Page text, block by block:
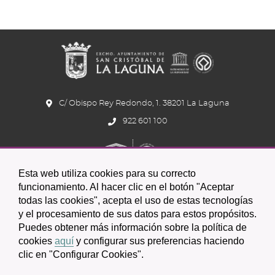
Esta web utiliza cookies para su correcto
funcionamiento. Al hacer clic en el botón "Aceptar
todas las cookies", acepta el uso de estas tecnologías
y el procesamiento de sus datos para estos propósitos.
Puedes obtener más información sobre la política de
cookies aquí y configurar sus preferencias haciendo
clic en "Configurar Cookies".
C/ Obispo Rey Redondo, 1. 38201 La Laguna
922 601 100
Icono
circular
Icono
de
facebook
Icono
circular
Icono
de
twitter
Icono
circular
Icono
de